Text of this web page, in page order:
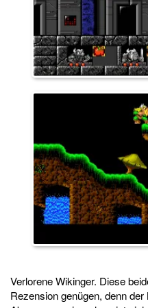
Verlorene Wikinger. Diese
Rezension genügen, denn